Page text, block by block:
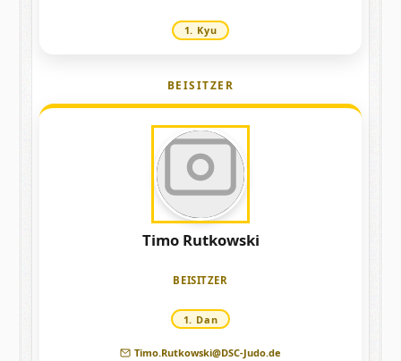
1. Kyu
BEISITZER
Laden
Timo Rutkowski
BEISITZER
1. Dan
Timo.Rutkowski@DSC-Judo.de